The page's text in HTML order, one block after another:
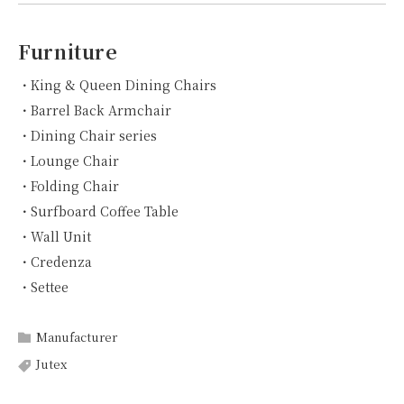
Furniture
・King & Queen Dining Chairs
・Barrel Back Armchair
・Dining Chair series
・Lounge Chair
・Folding Chair
・Surfboard Coffee Table
・Wall Unit
・Credenza
・Settee
Manufacturer
Jutex